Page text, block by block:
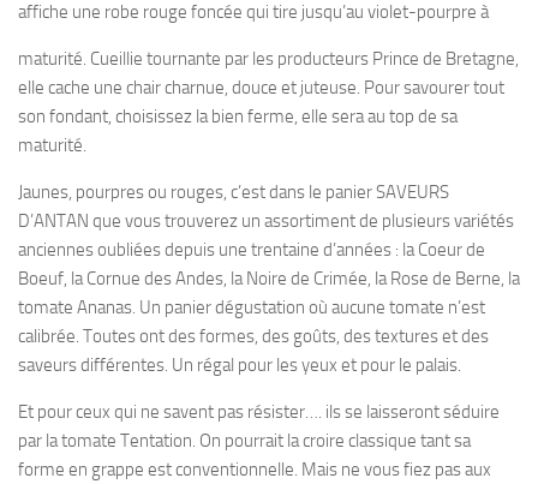
affiche une robe rouge foncée qui tire jusqu’au violet-pourpre à
maturité. Cueillie tournante par les producteurs Prince de Bretagne,
elle cache une chair charnue, douce et juteuse. Pour savourer tout
son fondant, choisissez la bien ferme, elle sera au top de sa
maturité.
Jaunes, pourpres ou rouges, c’est dans le panier SAVEURS
D’ANTAN que vous trouverez un assortiment de plusieurs variétés
anciennes oubliées depuis une trentaine d’années : la Coeur de
Boeuf, la Cornue des Andes, la Noire de Crimée, la Rose de Berne, la
tomate Ananas. Un panier dégustation où aucune tomate n’est
calibrée. Toutes ont des formes, des goûts, des textures et des
saveurs différentes. Un régal pour les yeux et pour le palais.
Et pour ceux qui ne savent pas résister…. ils se laisseront séduire
par la tomate Tentation. On pourrait la croire classique tant sa
forme en grappe est conventionnelle. Mais ne vous fiez pas aux